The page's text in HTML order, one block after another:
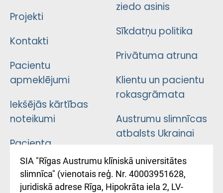
Projekti
Kontakti
Pacientu
apmeklējumi
Iekšējās kārtības
noteikumi
Pacienta
atsauksmju/sūdzību
iesniegšanas
kārtība
ziedo asinis
Sīkdatņu politika
Privātuma atruna
Klientu un pacientu
rokasgrāmata
Austrumu slimnīcas
atbalsts Ukrainai
Підтримка Східної
лікарні та співпраця з
Україною
SIA "Rīgas Austrumu klīniskā universitātes
slimnīca" (vienotais reģ. Nr. 40003951628,
juridiskā adrese Rīga, Hipokrāta iela 2, LV-